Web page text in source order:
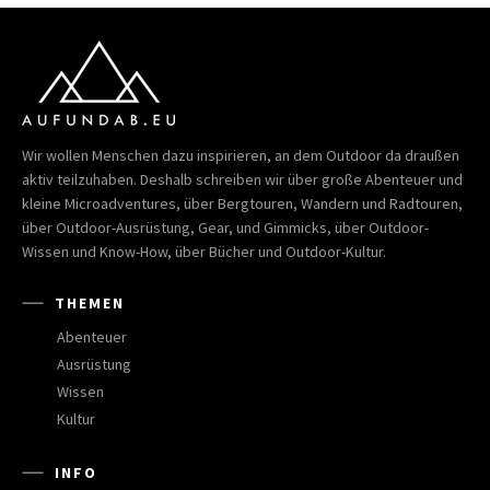
Wir wollen Menschen dazu inspirieren, an dem Outdoor da draußen
aktiv teilzuhaben. Deshalb schreiben wir über große Abenteuer und
kleine Microadventures, über Bergtouren, Wandern und Radtouren,
über Outdoor-Ausrüstung, Gear, und Gimmicks, über Outdoor-
Wissen und Know-How, über Bücher und Outdoor-Kultur.
THEMEN
Abenteuer
Ausrüstung
Wissen
Kultur
INFO